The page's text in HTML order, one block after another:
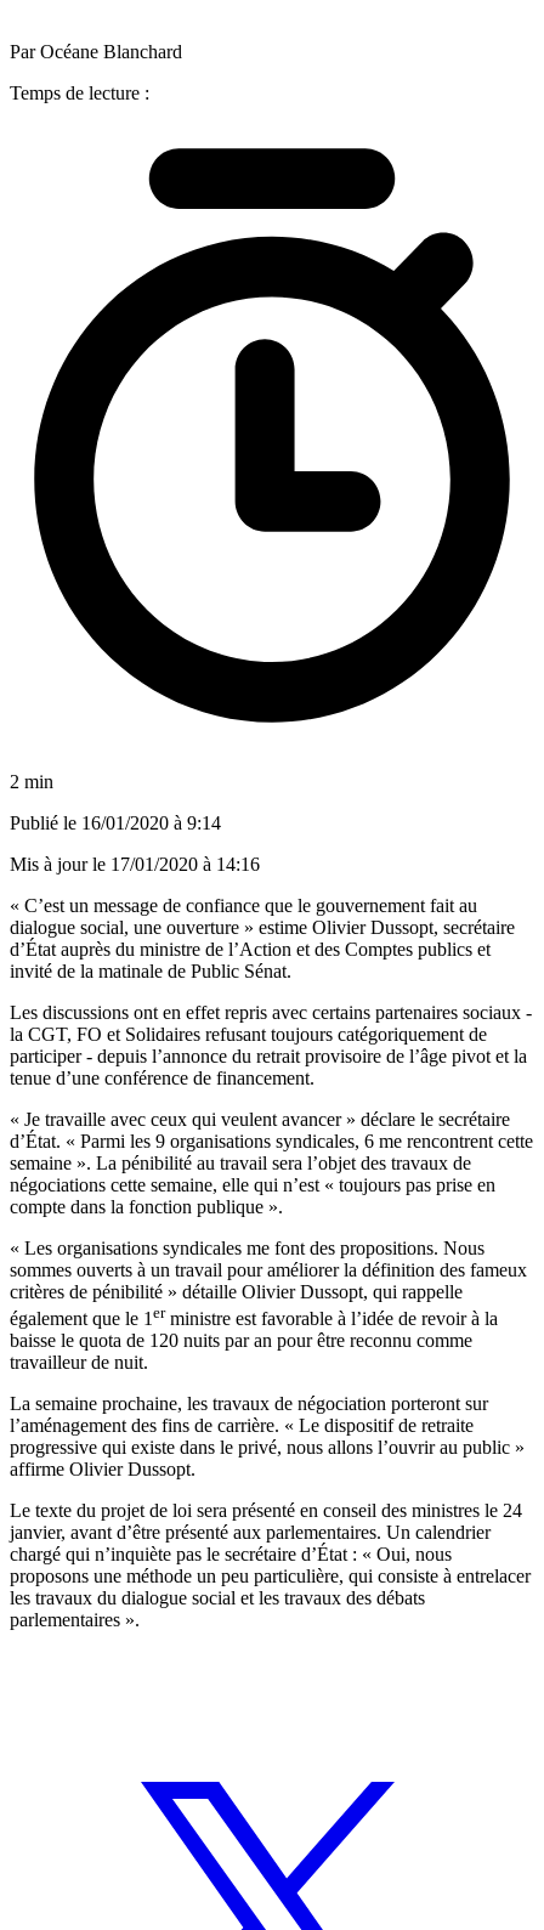
Par Océane Blanchard
Temps de lecture :
2 min
Publié le 16/01/2020 à 9:14
Mis à jour le 17/01/2020 à 14:16
« C’est un message de confiance que le gouvernement fait au
dialogue social, une ouverture » estime Olivier Dussopt, secrétaire
d’État auprès du ministre de l’Action et des Comptes publics et
invité de la matinale de Public Sénat.
Les discussions ont en effet repris avec certains partenaires sociaux -
la CGT, FO et Solidaires refusant toujours catégoriquement de
participer - depuis l’annonce du retrait provisoire de l’âge pivot et la
tenue d’une conférence de financement.
« Je travaille avec ceux qui veulent avancer » déclare le secrétaire
d’État. « Parmi les 9 organisations syndicales, 6 me rencontrent cette
semaine ». La pénibilité au travail sera l’objet des travaux de
négociations cette semaine, elle qui n’est « toujours pas prise en
compte dans la fonction publique ».
« Les organisations syndicales me font des propositions. Nous
sommes ouverts à un travail pour améliorer la définition des fameux
critères de pénibilité » détaille Olivier Dussopt, qui rappelle
également que le 1 erministre est favorable à l’idée de revoir à la
baisse le quota de 120 nuits par an pour être reconnu comme
travailleur de nuit.
La semaine prochaine, les travaux de négociation porteront sur
l’aménagement des fins de carrière. « Le dispositif de retraite
progressive qui existe dans le privé, nous allons l’ouvrir au public »
affirme Olivier Dussopt.
Le texte du projet de loi sera présenté en conseil des ministres le 24
janvier, avant d’être présenté aux parlementaires. Un calendrier
chargé qui n’inquiète pas le secrétaire d’État : « Oui, nous
proposons une méthode un peu particulière, qui consiste à entrelacer
les travaux du dialogue social et les travaux des débats
parlementaires ».